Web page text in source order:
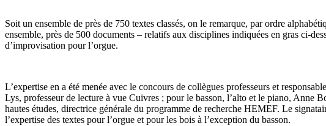
Soit un ensemble de près de 750 textes classés, on le remarque, par ordre
ensemble, près de 500 documents – relatifs aux disciplines indiquées en gras ci-
d’improvisation pour l’orgue.
L’expertise en a été menée avec le concours de collègues professeurs et
Lys, professeur de lecture à vue Cuivres ; pour le basson, l’alto et le piano, Anne
hautes études, directrice générale du programme de recherche HEMEF. Le
l’expertise des textes pour l’orgue et pour les bois à l’exception du basson.